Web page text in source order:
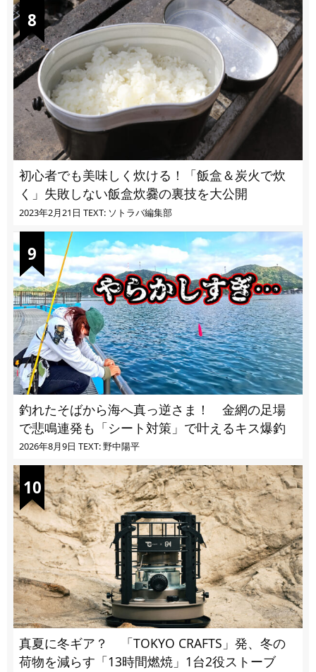
初心者でも美味しく炊ける！「飯盒＆炭火で炊
く」失敗しない飯盒炊爨の裏技を大公開
2023年2月21日 TEXT: ソトラバ編集部
釣れたそばから海へ真っ逆さま！ 金網の足場
で悲鳴連発も「シート対策」で叶えるキス爆釣
2026年8月9日 TEXT: 野中陽平
真夏に冬ギア？ 「TOKYO CRAFTS」発、冬の
荷物を減らす「13時間燃焼」1台2役ストーブ